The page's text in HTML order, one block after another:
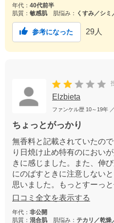
年代： 40代前半
肌質： 敏感肌 肌悩み： くすみ／シミ
参考になった 29 人
Elzbieta
ファンケル歴 10～19年
ちょっとがっかり
無香料と記載されていたの
り日焼け止め特有のにおい
きに感じました。また、伸
にのばすときに注意しない
思いました。もっとすーっ
めが欲しいです。
口コミ全文を表示する
年代： 非公開
肌質： 混合肌 肌悩み： テカリ／乾燥